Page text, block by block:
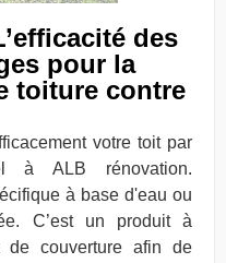
des
pour la
toiture contre
votre toit par
à ALB rénovation.
à base d'eau ou
C’est un produit à
de couverture afin de